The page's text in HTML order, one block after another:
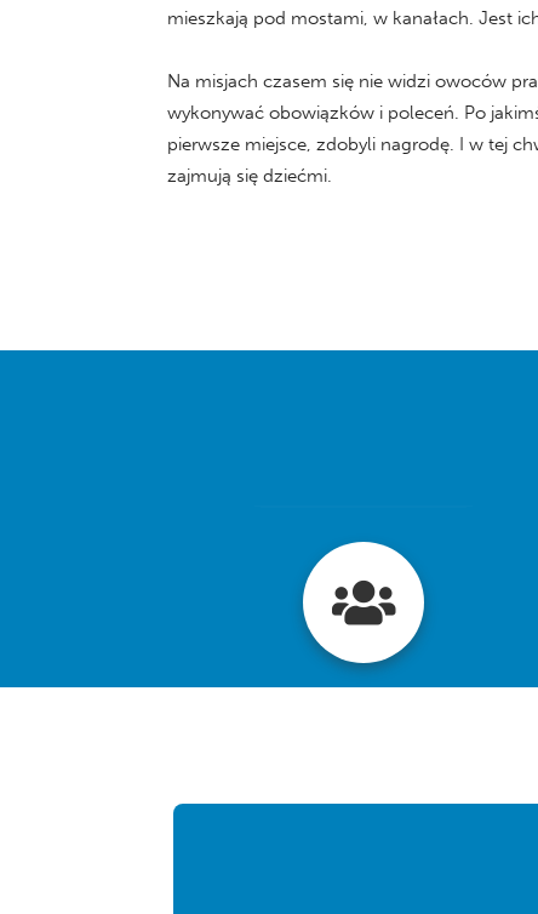
mieszkają pod mostami, w kanałach. Jest
Na misjach czasem się nie widzi owoców
wykonywać obowiązków i poleceń. Po
pierwsze miejsce, zdobyli nagrodę. I w tej
zajmują się dziećmi.